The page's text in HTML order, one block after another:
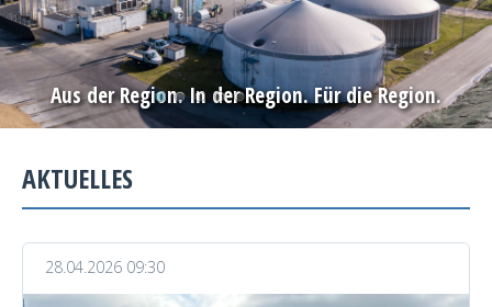
Aus der Region. In der Region. Für die Region.
AKTUELLES
28.04.2026 09:30